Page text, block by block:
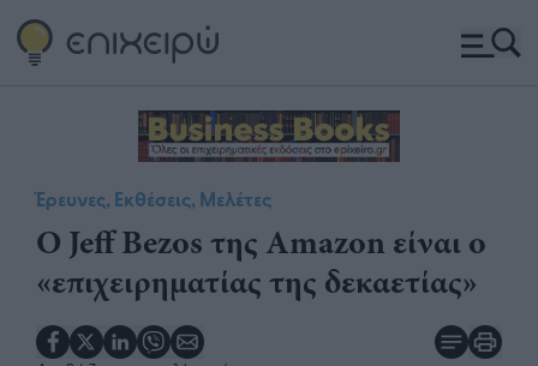
Έρευνες, Εκθέσεις, Μελέτες
Ο Jeff Bezos της Amazon είναι ο
«επιχειρηματίας της δεκαετίας»